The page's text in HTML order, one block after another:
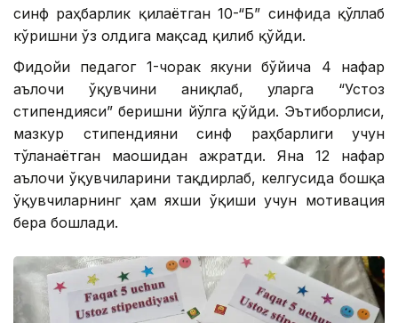
синф раҳбарлик қилаётган 10-“Б” синфида қўллаб
кўришни ўз олдига мақсад қилиб қўйди.
Фидойи педагог 1-чорак якуни бўйича 4 нафар
аълочи ўқувчини аниқлаб, уларга “Устоз
стипендияси” беришни йўлга қўйди. Эътиборлиси,
мазкур стипендияни синф раҳбарлиги учун
тўланаётган маошидан ажратди. Яна 12 нафар
аълочи ўқувчиларини тақдирлаб, келгусида бошқа
ўқувчиларнинг ҳам яхши ўқиши учун мотивация
бера бошлади.